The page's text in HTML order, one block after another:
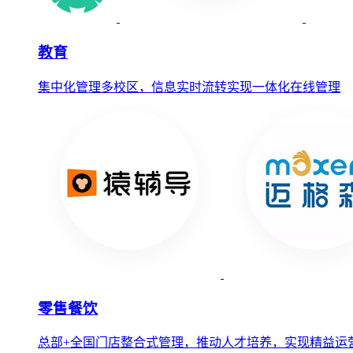
教育
集中化管理多校区，信息实时流转实现一体化在线管理
零售餐饮
总部+全国门店整合式管理，推动人才培养，实现精益运